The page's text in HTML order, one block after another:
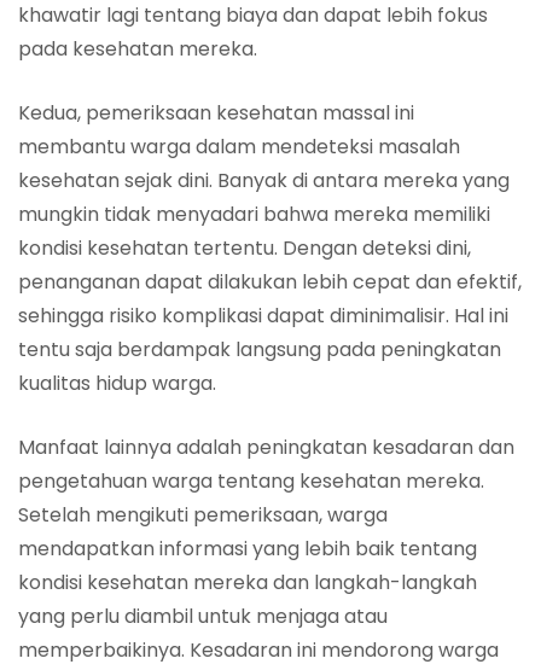
khawatir lagi tentang biaya dan dapat lebih fokus
pada kesehatan mereka.
Kedua, pemeriksaan kesehatan massal ini
membantu warga dalam mendeteksi masalah
kesehatan sejak dini. Banyak di antara mereka yang
mungkin tidak menyadari bahwa mereka memiliki
kondisi kesehatan tertentu. Dengan deteksi dini,
penanganan dapat dilakukan lebih cepat dan efektif,
sehingga risiko komplikasi dapat diminimalisir. Hal ini
tentu saja berdampak langsung pada peningkatan
kualitas hidup warga.
Manfaat lainnya adalah peningkatan kesadaran dan
pengetahuan warga tentang kesehatan mereka.
Setelah mengikuti pemeriksaan, warga
mendapatkan informasi yang lebih baik tentang
kondisi kesehatan mereka dan langkah-langkah
yang perlu diambil untuk menjaga atau
memperbaikinya. Kesadaran ini mendorong warga